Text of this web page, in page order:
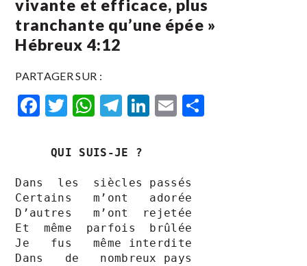
vivante et efficace, plus
tranchante qu’une épée »
‭‭Hébreux‬ ‭4:12
PARTAGER SUR :
Facebook
Twitter
WhatsApp
Telegram
LinkedIn
Email
QUI SUIS-JE ?
Dans  les  siècles passés
Certains   m’ont   adorée
D’autres   m’ont  rejetée
Et  même  parfois  brûlée
Je   fus   même interdite
Dans   de   nombreux pays